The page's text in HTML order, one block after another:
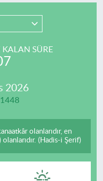
SÜRE
2026
olanlarıdır, en
(Hadis-i Şerif)
Fikstür